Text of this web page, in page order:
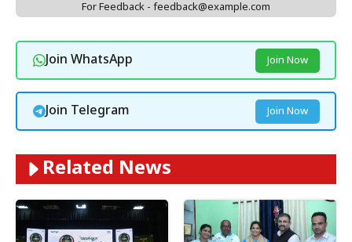
For Feedback - feedback@example.com
Join WhatsApp Join Now
Join Telegram Join Now
Related News